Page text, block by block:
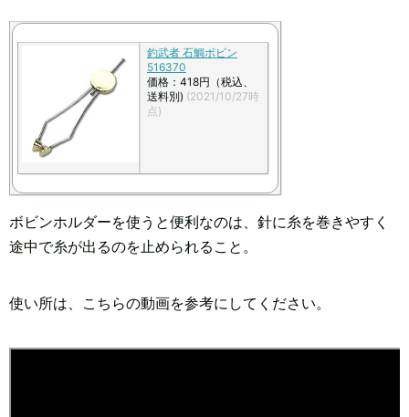
釣武者 石鯛ボビン
516370
価格：418円（税込、
送料別) (2021/10/27時
点)
ボビンホルダーを使うと便利なのは、針に糸を巻きやすく
途中で糸が出るのを止められること。
使い所は、こちらの動画を参考にしてください。